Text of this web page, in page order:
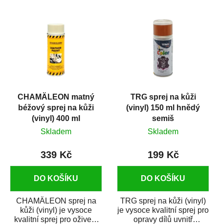
CHAMÄLEON matný
béžový sprej na kůži
(vinyl) 400 ml
Skladem
339 Kč
DO KOŠÍKU
CHAMÄLEON sprej na
kůži (vinyl) je vysoce
kvalitní sprej pro oživení
TRG sprej na kůži
(vinyl) 150 ml hnědý
semiš
Skladem
199 Kč
DO KOŠÍKU
TRG sprej na kůži (vinyl)
je vysoce kvalitní sprej pro
opravy dílů uvnitř